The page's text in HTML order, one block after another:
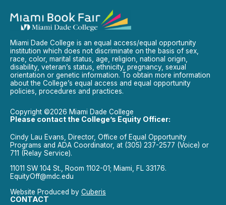
Miami Dade College is an equal access/equal opportunity
institution which does not discriminate on the basis of sex,
race, color, marital status, age, religion, national origin,
disability, veteran’s status, ethnicity, pregnancy, sexual
orientation or genetic information. To obtain more information
about the College’s equal access and equal opportunity
policies, procedures and practices.
Copyright ©2026 Miami Dade College
Please contact the College’s Equity Officer:
Cindy Lau Evans, Director, Office of Equal Opportunity
Programs and ADA Coordinator, at (305) 237-2577 (Voice) or
711 (Relay Service).
11011 SW 104 St., Room 1102-01; Miami, FL 33176.
EquityOff@mdc.edu
Website Produced by Cuberis
CONTACT